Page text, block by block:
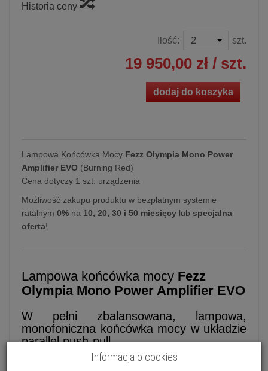
Historia ceny
Ilość: szt.
19 950,00 zł / szt.
dodaj do koszyka
Lampowa Końcówka Mocy Fezz Olympia Mono Power
Amplifier EVO (Burning Red)
Cena dotyczy 1 szt. urządzenia
Możliwość zakupu produktu w bezpłatnym systemie
ratalnym 0% na 10, 20, 30 i 50 miesięcy lub specjalna
oferta!
Lampowa końcówka mocy Fezz
Olympia Mono Power Amplifier EVO
W pełni zbalansowana, lampowa,
monofoniczna końcówka mocy w układzie
parallel push-pull
Olympia Mono Power Amplifier EVO
Informacja o cookies